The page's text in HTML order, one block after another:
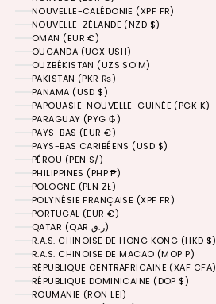
NOUVELLE-CALÉDONIE (XPF FR)
NOUVELLE-ZÉLANDE (NZD $)
OMAN (EUR €)
OUGANDA (UGX USH)
OUZBÉKISTAN (UZS SO'M)
PAKISTAN (PKR ₨)
PANAMA (USD $)
PAPOUASIE-NOUVELLE-GUINÉE (PGK K)
PARAGUAY (PYG ₲)
PAYS-BAS (EUR €)
PAYS-BAS CARIBÉENS (USD $)
PÉROU (PEN S/)
PHILIPPINES (PHP ₱)
POLOGNE (PLN ZŁ)
POLYNÉSIE FRANÇAISE (XPF FR)
PORTUGAL (EUR €)
QATAR (QAR ر.ق)
R.A.S. CHINOISE DE HONG KONG (HKD $)
R.A.S. CHINOISE DE MACAO (MOP P)
RÉPUBLIQUE CENTRAFRICAINE (XAF CFA)
RÉPUBLIQUE DOMINICAINE (DOP $)
ROUMANIE (RON LEI)